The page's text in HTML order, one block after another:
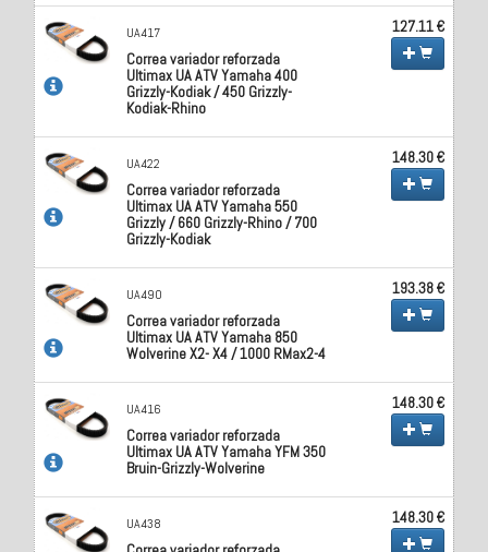
UA417
Correa variador reforzada
Ultimax UA ATV Yamaha 400
Grizzly-Kodiak / 450 Grizzly-
Kodiak-Rhino
127.11 €
UA422
Correa variador reforzada
Ultimax UA ATV Yamaha 550
Grizzly / 660 Grizzly-Rhino / 700
Grizzly-Kodiak
148.30 €
UA490
Correa variador reforzada
Ultimax UA ATV Yamaha 850
Wolverine X2- X4 / 1000 RMax2-4
193.38 €
UA416
Correa variador reforzada
Ultimax UA ATV Yamaha YFM 350
Bruin-Grizzly-Wolverine
148.30 €
UA438 148.30 €